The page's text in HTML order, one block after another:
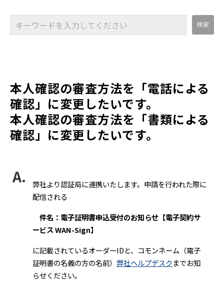
本人確認の審査方法を「電話による
確認」に変更したいです。
本人確認の審査方法を「書類による
確認」に変更したいです。
弊社より認証局に連携いたします。申請を行われた際に
配信される
件名：電子証明書申込受付のお知らせ【電子契約サ
ービス WAN-Sign】
に記載されているオーダーIDと、コモンネーム（電子
証明書の名義の方の名前） 弊社ヘルプデスクまでお知
らせください。